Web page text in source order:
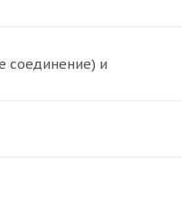
соединение) и